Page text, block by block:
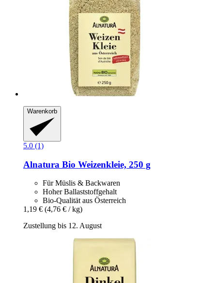
Warenkorb
5.0 (1)
Alnatura Bio Weizenkleie, 250 g
Für Müslis & Backwaren
Hoher Ballaststoffgehalt
Bio-Qualität aus Österreich
1,19 € (4,76 € / kg)
Zustellung bis 12. August